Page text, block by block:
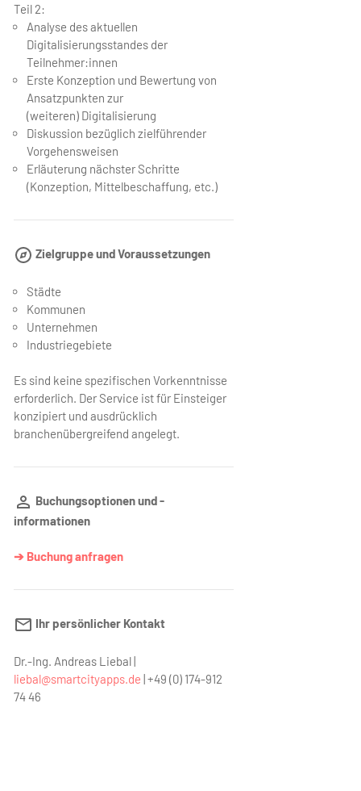
Teil 2:
Analyse des aktuellen
Digitalisierungsstandes der
Teilnehmer:innen
Erste Konzeption und Bewertung von
Ansatzpunkten zur
(weiteren) Digitalisierung
Diskussion bezüglich zielführender
Vorgehensweisen
Erläuterung nächster Schritte
(Konzeption, Mittelbeschaffung, etc.)
Zielgruppe und Voraussetzungen
Städte
Kommunen
Unternehmen
Industriegebiete
Es sind keine spezifischen Vorkenntnisse
erforderlich. Der Service ist für Einsteiger
konzipiert und ausdrücklich
branchenübergreifend angelegt.
Buchungsoptionen und -
informationen
➔ Buchung anfragen
Ihr persönlicher Kontakt
Dr.-Ing. Andreas Liebal|
liebal@smartcityapps.de |+49 (0) 174-912
74 46